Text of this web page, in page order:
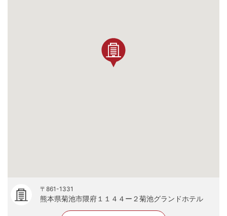
〒861-1331
熊本県菊池市隈府１１４４ー２菊池グランドホテル